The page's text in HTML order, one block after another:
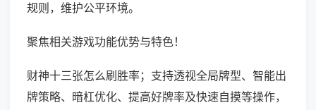
规则，维护公平环境。
聚焦相关游戏功能优势与特色！
财神十三张怎么刷胜率；支持透视全局牌型、智能出
牌策略、暗杠优化、提高好牌率及快速自摸等操作，